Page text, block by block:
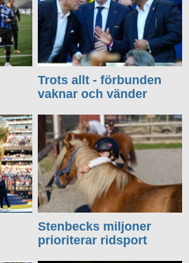
Trots allt - förbunden
vaknar och vänder
Stenbecks miljoner
prioriterar ridsport